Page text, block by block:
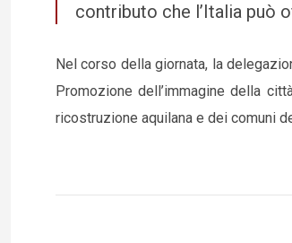
contributo che l’Italia può
Nel corso della giornata, la
Promozione dell’immagine della
ricostruzione aquilana e dei comuni